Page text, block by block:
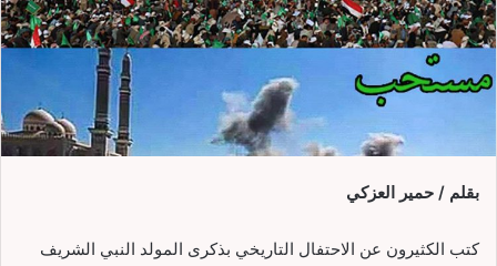
بقلم / حمير العزكي
كتب الكثيرون عن الاحتفال التاريخي بذكرى المولد النبي الشريف